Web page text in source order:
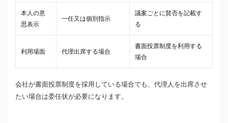
本人の意
思表示
一任又は個別指示
議案ごとに賛否を記載す
る
利用場面 代理出席する場合
書面投票制度を利用する
場合
会社が書面投票制度を採用している場合でも、代理人を出席させ
たい場合は委任状が必要になります。